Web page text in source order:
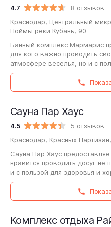
4.7 8 отзывов
Краснодар, Центральный
Поймы реки Кубань, 90
Банный комплекс Мармарис
для кого важно проводить
атмосфере веселья, но и с пользой
удовольствие от воды и
4.5 5 отзывов
Сауна Пар Хаус
Краснодар, Красных
Сауна Пар Хаус
нравится проводить досуг
и с пользой для здоровья и
предлагает приятно
Комплекс отдыха